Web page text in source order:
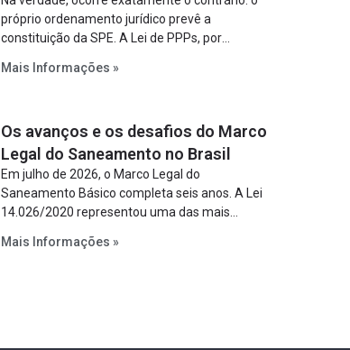
próprio ordenamento jurídico prevê a
constituição da SPE. A Lei de PPPs, por
constitua uma SPE para implantar e gerir o
Lei de Concessões, a figura é facultativa e
sujeita a uma escolha racional de projeto a
projeto.
Mais Informações »
Os avanços e os desafios do Marco
Legal do Saneamento no Brasil
Em julho de 2026, o Marco Legal do
Saneamento Básico completa seis anos. A Lei
14.026/2020 representou uma das mais
estabelecer metas claras para a
mecanismos voltados à segurança jurídica dos
Mais Informações »